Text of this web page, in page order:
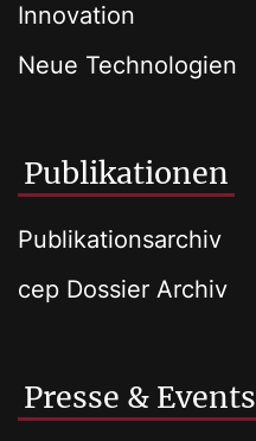
Innovation
Neue Technologien
Publikationen
Publikationsarchiv
cep Dossier Archiv
Presse & Events